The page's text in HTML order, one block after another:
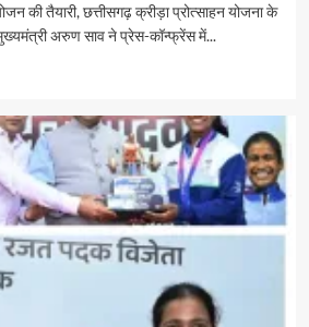
की तैयारी, छत्तीसगढ़ क्रीड़ा प्रोत्साहन योजना के
अरुण साव ने प्रेस-कॉन्फ्रेंस में...